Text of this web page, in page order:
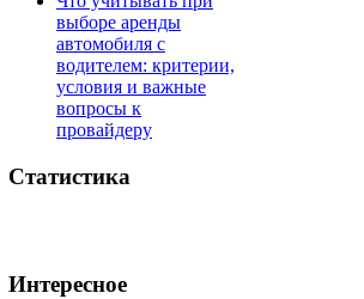
выборе аренды
автомобиля с
водителем: критерии,
условия и важные
вопросы к
провайдеру
Статистика
Интересное